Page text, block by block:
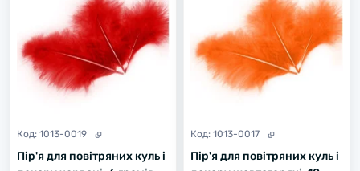
Код: 1013-0019
Пір'я для повітряних куль і
Код: 1013-0017
Пір'я для повітряних куль і